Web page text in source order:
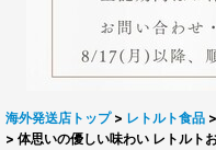
海外発送店トップ > レトルト食品 >
> 体思いの優しい味わい レトルト